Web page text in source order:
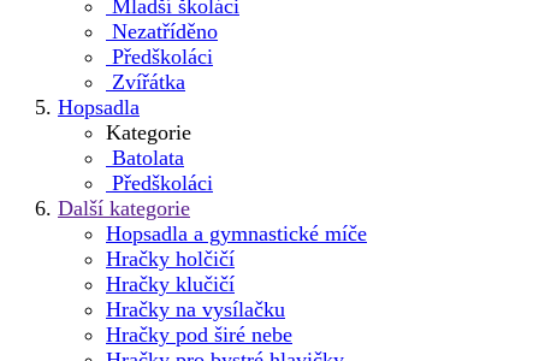
Mladší školáci
Nezatříděno
Předškoláci
Zvířátka
Hopsadla
Kategorie
Batolata
Předškoláci
Další kategorie
Hopsadla a gymnastické míče
Hračky holčičí
Hračky klučičí
Hračky na vysílačku
Hračky pod širé nebe